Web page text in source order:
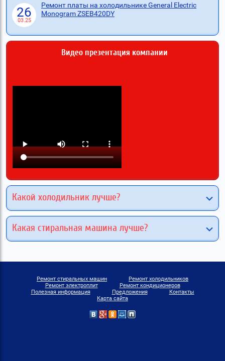
26
03.25
Ремонт платы на холодильнике General Electric
Monogram ZSEB420DY
Видео презентация компании
Какой холодильник лучше?
Какая стиральная машина лучше?
Ремонт стиральных машин
Ремонт холодильников
Ремонт электроплит
Ремонт кондиционеров
Полезная информация
Предложения
Контакты
Карта сайта